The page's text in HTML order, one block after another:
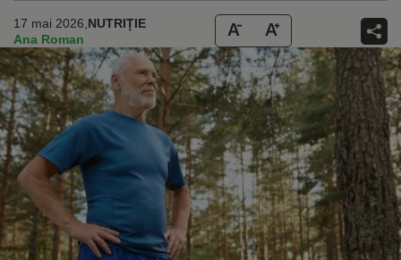
17 mai 2026, NUTRIȚIE
Ana Roman